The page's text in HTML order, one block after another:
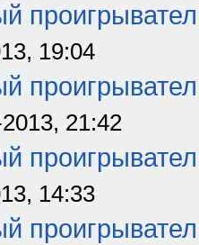
19:04
21:42
14:33